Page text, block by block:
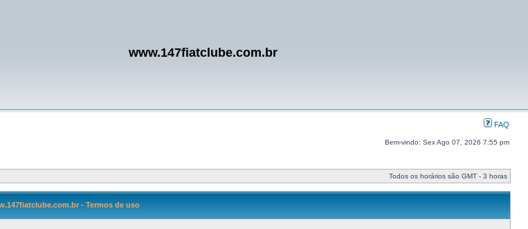
www.147fiatclube.com.br
FAQ
Bem-vindo: Sex Ago 07, 2026 7:55 pm
Todos os horários são GMT - 3 horas
- Termos de uso